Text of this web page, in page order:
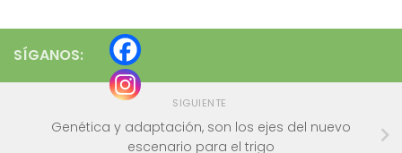
SÍGANOS:
SIGUIENTE
Genética y adaptación, son los ejes del nuevo
escenario para el trigo